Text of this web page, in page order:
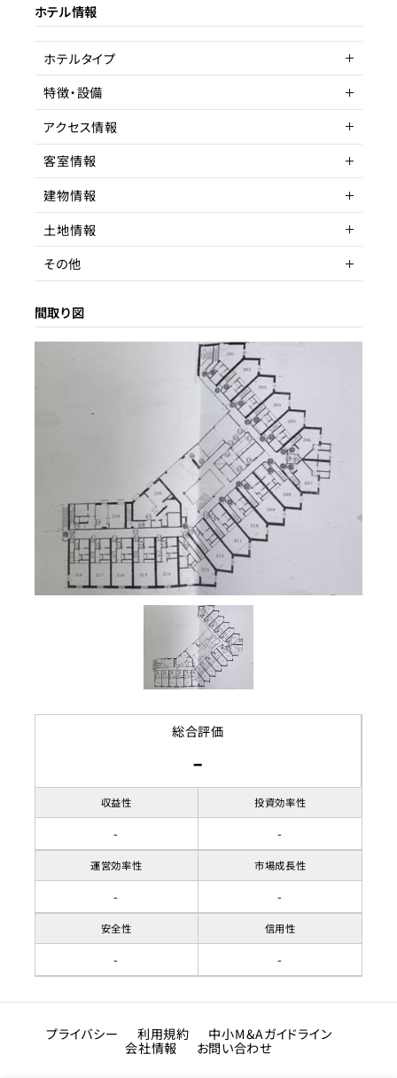
ターゲット層
客単価／客室単価
稼働率
ホテル情報
ホテルタイプ
シティホテル
特徴・設備
アクセス情報
所在地
群⾺県⾼崎市本郷町 360-１
アクセス
湘南新宿ライン 高崎駅より
駅までの距離
客室情報
客室数
11～20室
延床面積
間取り
1R
収容人数
建物情報
建物構造
鉄骨造
階数
2
築年数
リノベーション履歴
土地情報
土地権利
所有権
土地面積
都市計画区域
接道状況
その他
賃貸借契約形態
契約期間
応相談
間取り図
総合評価
-
収益性
-
投資効率性
-
運営効率性
-
市場成長性
-
安全性
-
信用性
-
プライバシー 利用規約
中小M&Aガイドライン
会社情報
お問い合わせ